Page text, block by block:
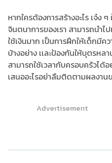
หากใครต้องการสร้างอะไร เจ๋ง
จินตนาการของเรา สามารถนำ
ใช้เงินมาก เป็นการฝึกให้เด็กมีคว
บ้างอย่าง เเละป้องกันให้บุตรห
สามารถใช้เวลากับครอบครัวได้
เสนออะไรอย่าลืมติดตามผลงา
Advertisement